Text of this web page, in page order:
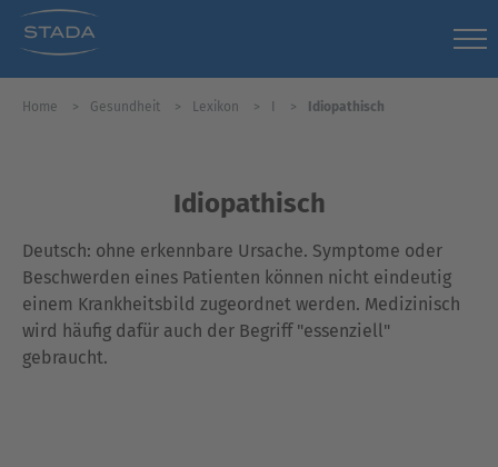
Home Gesundheit Lexikon I Idiopathisch
Idiopathisch
Deutsch: ohne erkennbare Ursache. Symptome oder
Beschwerden eines Patienten können nicht eindeutig
einem Krankheitsbild zugeordnet werden. Medizinisch
wird häufig dafür auch der Begriff "essenziell"
gebraucht.